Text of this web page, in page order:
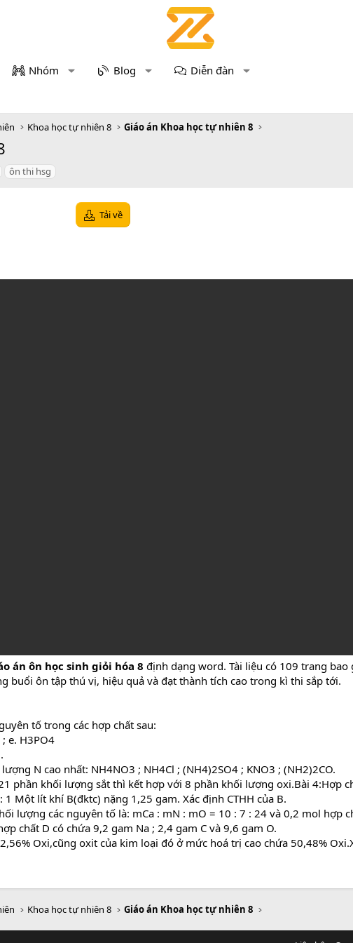
Nhóm Blog Diễn đàn
Khoa học tự nhiên 8 Giáo án Khoa học tự nhiên 8
ôn thi hsg
Tải về
án ôn học sinh giỏi hóa 8 định dạng word. Tài liệu có 109 trang bao
buổi ôn tập thú vị, hiệu quả và đạt thành tích cao trong kì thi sắp tới.
tố trong các hợp chất sau:
e. H3PO4
N cao nhất: NH4NO3 ; NH4Cl ; (NH4)2SO4 ; KNO3 ; (NH2)2CO.
phần khối lượng sắt thì kết hợp với 8 phần khối lượng oxi.Bài 4:Hợp
Một lít khí B(đktc) nặng 1,25 gam. Xác định CTHH của B.
lượng các nguyên tố là: mCa : mN : mO = 10 : 7 : 24 và 0,2 mol hợp
chất D có chứa 9,2 gam Na ; 2,4 gam C và 9,6 gam O.
Oxi,cũng oxit của kim loại đó ở mức hoá trị cao chứa 50,48%
Khoa học tự nhiên 8 Giáo án Khoa học tự nhiên 8